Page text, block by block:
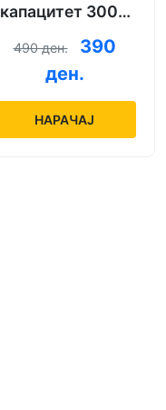
капацитет 3000
mAh + кабел за
полнење
490 ден.
390
ден.
НАРАЧАЈ